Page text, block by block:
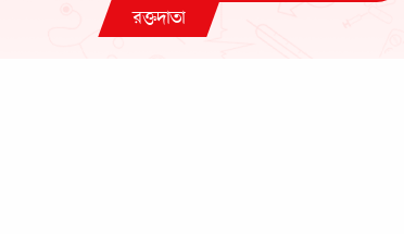
রক্তদাতা